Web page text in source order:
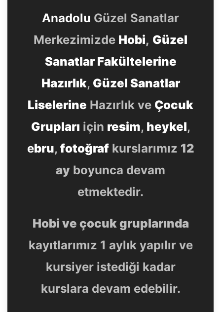
Anadolu Güzel Sanatlar
Merkezimizde Hobi, Güzel
Sanatlar Fakültelerine
Hazırlık, Güzel Sanatlar
Liselerine Hazırlık ve Çocuk
Grupları için resim, heykel,
ebru, fotoğrafkurslarımız 12
ay boyunca devam
etmektedir.
Hobi ve çocuk gruplarında
kayıtlarımız 1 aylık yapılır ve
kursiyer istediği kadar
kurslara devam edebilir.